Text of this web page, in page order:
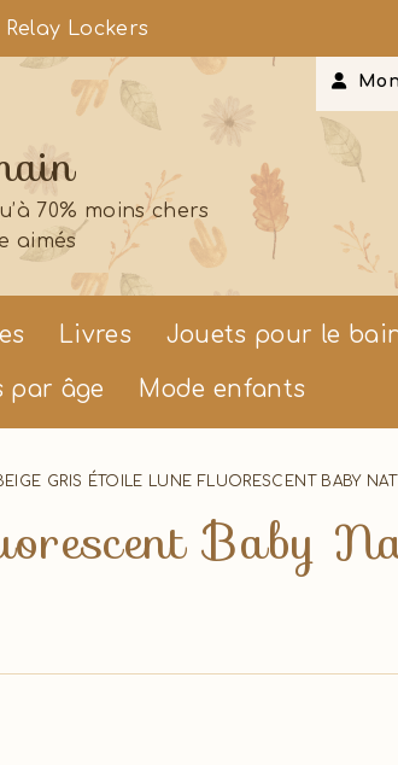
Lockers
70% moins chers
aimés
Livres Jouets pour le
par âge Mode enfants
GRIS ÉTOILE LUNE FLUORESCENT BABY
Baby